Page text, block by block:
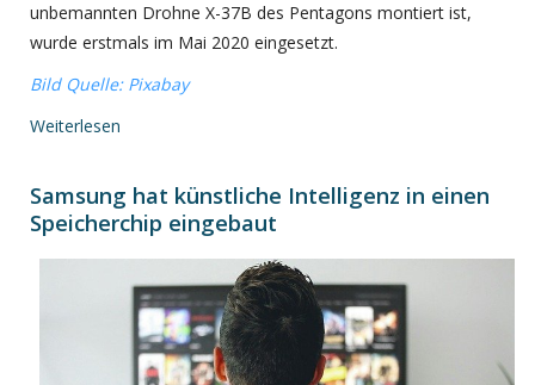
unbemannten Drohne X-37B des Pentagons montiert ist,
wurde erstmals im Mai 2020 eingesetzt.
Bild Quelle: Pixabay
Weiterlesen
Samsung hat künstliche Intelligenz in einen
Speicherchip eingebaut